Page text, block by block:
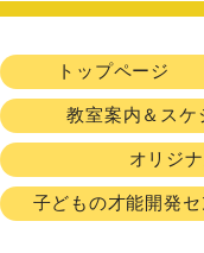
トップページ
教室案内＆スケ
オリジ
子どもの才能開発